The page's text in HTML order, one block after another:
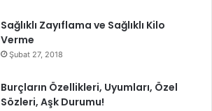
Sağlıklı Zayıflama ve Sağlıklı Kilo
Verme
Şubat 27, 2018
Burçların Özellikleri, Uyumları, Özel
Sözleri, Aşk Durumu!